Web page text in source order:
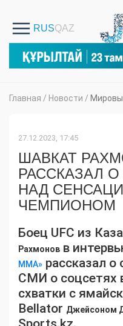
Главная / Новости /
27.12.2023, 17:45
ШАВКАТ
РАССКАЗАЛ
НАД
ЧЕМПИОНОМ
Боец UFC из
Рахмонов в
ММА» рассказал
СМИ о соцсетях
схватки с
Bellator Джейсоном